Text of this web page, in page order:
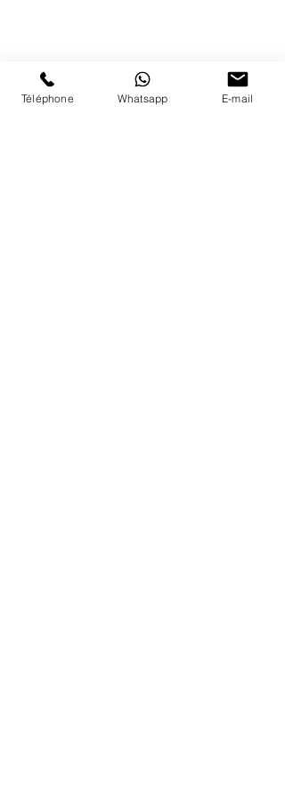
du lundi au vendredi de 9h à 18h
PAIEMENTS ACCEPTÉS
Téléphone Whatsapp E-mail